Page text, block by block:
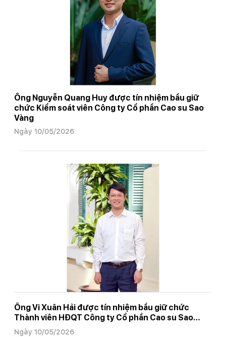
Ông Nguyễn Quang Huy được tín nhiệm bầu giữ
chức Kiểm soát viên Công ty Cổ phần Cao su Sao
Vàng
Ngày 10/05/2026
Ông Vi Xuân Hải được tín nhiệm bầu giữ chức
Thành viên HĐQT Công ty Cổ phần Cao su Sao
Vàng (SRC) nhiệm kỳ 2026 – 2031
Ngày 10/05/2026